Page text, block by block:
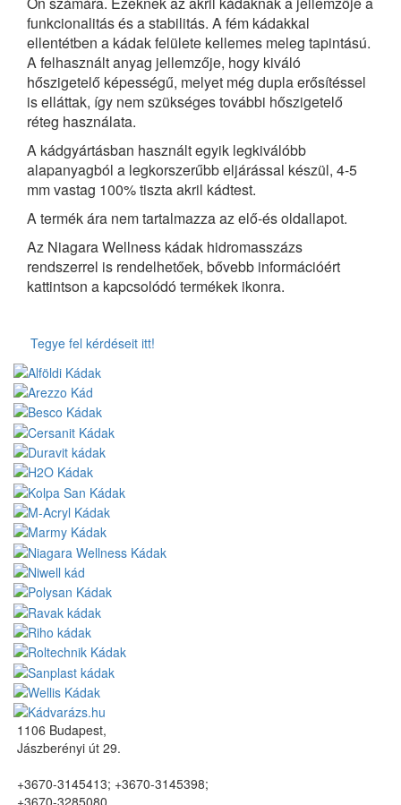
funkcionalitás és a stabilitás. A fém kádakkal
ellentétben a kádak felülete kellemes meleg tapintású.
A felhasznált anyag jellemzője, hogy kiváló
hőszigetelő képességű, melyet még dupla erősítéssel
is elláttak, így nem szükséges további hőszigetelő
réteg használata.
A kádgyártásban használt egyik legkiválóbb
alapanyagból a legkorszerűbb eljárással készül, 4-5
mm vastag 100% tiszta akril kádtest.
A termék ára nem tartalmazza az elő-és oldallapot.
Az Niagara Wellness kádak hidromasszázs
rendszerrel is rendelhetőek, bővebb információért
kattintson a kapcsolódó termékek ikonra.
Tegye fel kérdéseit itt!
1106 Budapest,
Jászberényi út 29.
+3670-3145413; +3670-3145398;